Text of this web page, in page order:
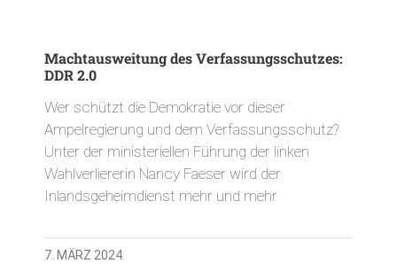
Machtausweitung des Verfassungsschutzes:
DDR 2.0
Wer schützt die Demokratie vor dieser
Ampelregierung und dem Verfassungsschutz?
Unter der ministeriellen Führung der linken
Wahlverliererin Nancy Faeser wird der
Inlandsgeheimdienst mehr und mehr
7. MÄRZ 2024